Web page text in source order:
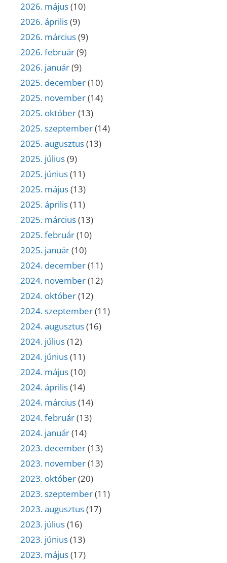
2026. május(10)
2026. április(9)
2026. március(9)
2026. február(9)
2026. január(9)
2025. december(10)
2025. november(14)
2025. október(13)
2025. szeptember(14)
2025. augusztus(13)
2025. július(9)
2025. június(11)
2025. május(13)
2025. április(11)
2025. március(13)
2025. február(10)
2025. január(10)
2024. december(11)
2024. november(12)
2024. október(12)
2024. szeptember(11)
2024. augusztus(16)
2024. július(12)
2024. június(11)
2024. május(10)
2024. április(14)
2024. március(14)
2024. február(13)
2024. január(14)
2023. december(13)
2023. november(13)
2023. október(20)
2023. szeptember(11)
2023. augusztus(17)
2023. július(16)
2023. június(13)
2023. május(17)